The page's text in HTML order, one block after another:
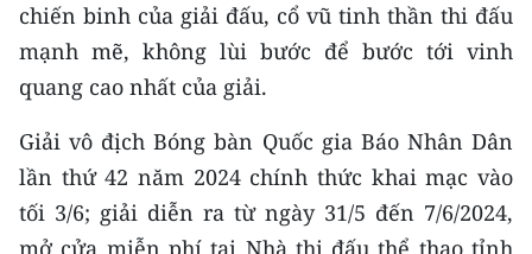
BẠN ĐỌC
KIỂM CHỨNG THÔNG TIN
TRI THỨC CHUYÊN SÂU
54 DÂN TỘC VIỆT NAM
chiến binh của giải đấu, cổ vũ tinh thần thi đấu
mạnh mẽ, không lùi bước để bước tới vinh
quang cao nhất của giải.
Giải vô địch Bóng bàn Quốc gia Báo Nhân Dân
lần thứ 42 năm 2024 chính thức khai mạc vào
tối 3/6; giải diễn ra từ ngày 31/5 đến 7/6/2024,
mở cửa miễn phí tại Nhà thi đấu thể thao tỉnh